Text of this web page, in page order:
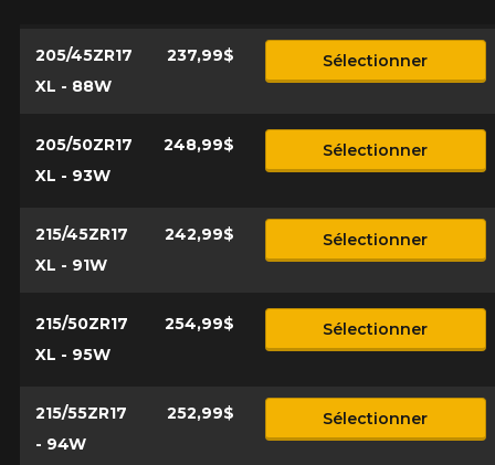
205/45ZR17
XL - 88W
237,99$ Sélectionner
205/50ZR17
XL - 93W
248,99$ Sélectionner
215/45ZR17
XL - 91W
242,99$ Sélectionner
215/50ZR17
XL - 95W
254,99$ Sélectionner
215/55ZR17
- 94W
252,99$ Sélectionner